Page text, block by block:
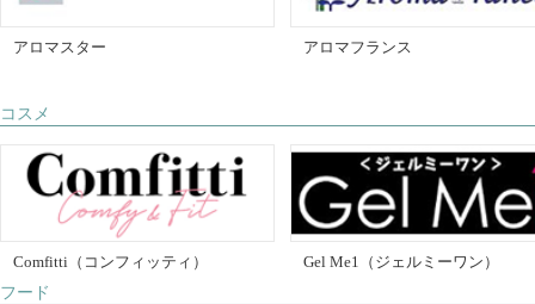
アロマスター アロマフランス
コスメ
Comfitti（コンフィッティ）
Gel Me1（ジェルミーワン）
フード